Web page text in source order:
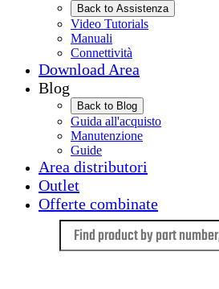
Back to Assistenza
Video Tutorials
Manuali
Connettività
Download Area
Blog
Back to Blog
Guida all'acquisto
Manutenzione
Guide
Area distributori
Outlet
Offerte combinate